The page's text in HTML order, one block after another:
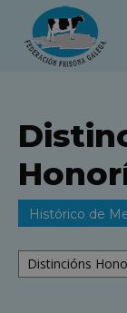
Histórico de
Histórico
de